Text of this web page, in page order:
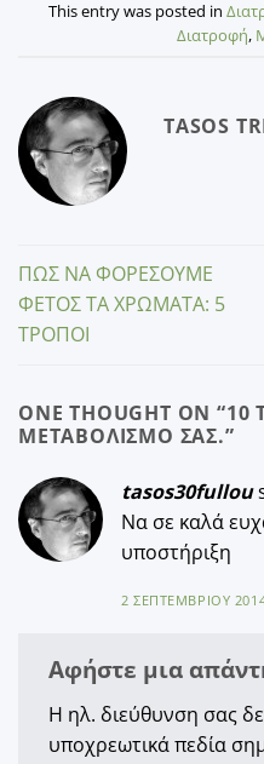
This entry was posted in
Διατροφή,
TASOS
ΠΩΣ ΝΑ ΦΟΡΕΣΟΥΜΕ
ΦΕΤΟΣ ΤΑ ΧΡΩΜΑΤΑ: 5
ΤΡΟΠΟΙ
ONE THOUGHT ON “10
ΜΕΤΑΒΟΛΙΣΜΌ ΣΑΣ.”
tasos30fullou
Να σε καλά
υποστήριξη
2 ΣΕΠΤΕΜΒΡΊΟΥ
Αφήστε μια
Η ηλ. διεύθυνση σας
υποχρεωτικά πεδία